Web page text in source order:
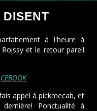
à l'heure à
et le retour pareil
appel à pickmecab, et
Ponctualité à